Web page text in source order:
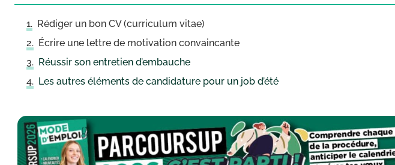
Rédiger un bon CV (curriculum vitae)
Écrire une lettre de motivation convaincante
Réussir son entretien d’embauche
Les autres éléments de candidature pour un job d’été